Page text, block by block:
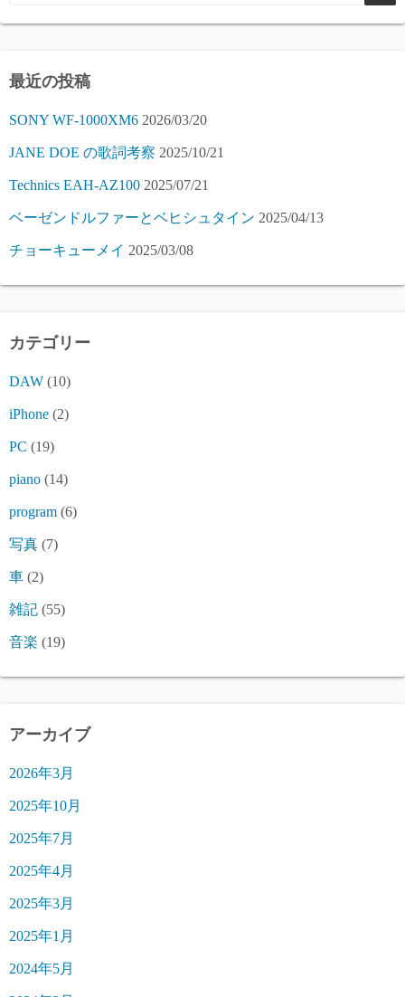
最近の投稿
SONY WF-1000XM6 2026/03/20
JANE DOE の歌詞考察 2025/10/21
Technics EAH-AZ100 2025/07/21
ベーゼンドルファーとベヒシュタイン 2025/04/13
チョーキューメイ 2025/03/08
カテゴリー
DAW (10)
iPhone (2)
PC (19)
piano (14)
program (6)
写真 (7)
車 (2)
雑記 (55)
音楽 (19)
アーカイブ
2026年3月
2025年10月
2025年7月
2025年4月
2025年3月
2025年1月
2024年5月